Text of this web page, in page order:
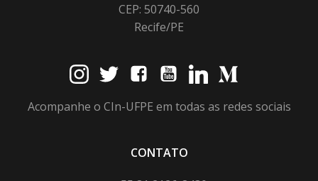
CEP: 50740-560
Recife/PE
Acompanhe o CIn-UFPE em todas as redes sociais
CONTATO